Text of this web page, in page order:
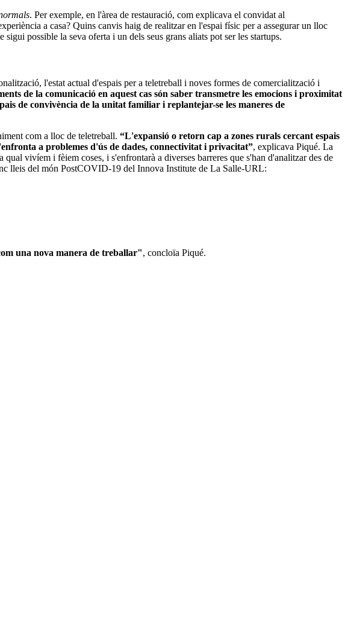
. Per exemple, en l'àrea de restauració, com explicava el convidat al
a casa? Quins canvis haig de realitzar en l'espai físic per a assegurar un lloc
possible la seva oferta i un dels seus grans aliats pot ser les startups.
l'estat actual d'espais per a teletreball i noves formes de comercialització i
de la comunicació en aquest cas són saber transmetre les emocions i proximitat
de convivència de la unitat familiar i replantejar-se les maneres de
com a lloc de teletreball. “L'expansió o retorn cap a zones rurals cercant espais
a problemes d'ús de dades, connectivitat i privacitat”, explicava Piqué. La
vivíem i fèiem coses, i s'enfrontarà a diverses barreres que s'han d'analitzar des de
lleis del món PostCOVID-19 del Innova Institute de La Salle-URL:
una nova manera de treballar", concloïa Piqué.